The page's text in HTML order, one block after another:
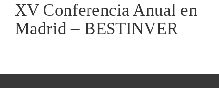
XV Conferencia Anual en
Madrid – BESTINVER